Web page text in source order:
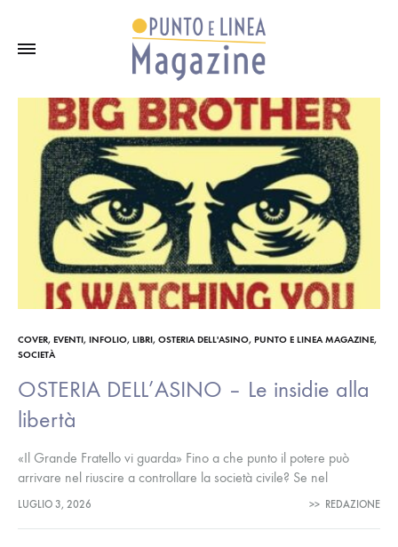
COVER, EVENTI, INFOLIO, LIBRI, OSTERIA DELL'ASINO, PUNTO E LINEA MAGAZINE,
SOCIETÀ
OSTERIA DELL’ASINO – Le insidie alla
libertà
«Il Grande Fratello vi guarda» Fino a che punto il potere può
arrivare nel riuscire a controllare la società civile? Se nel
capolavoro orwelliano 1984 ogni singolo abitante di Oceania…
LUGLIO 3, 2026 >> REDAZIONE